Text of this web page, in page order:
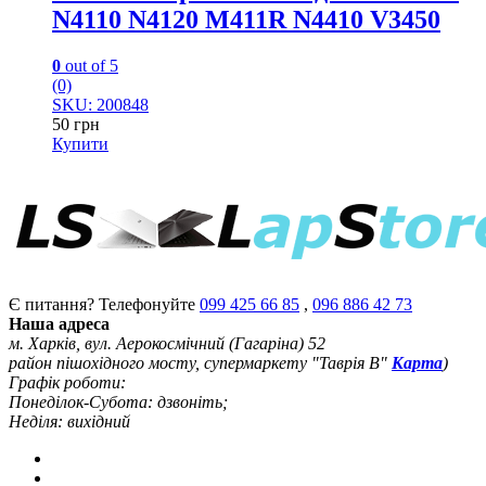
N4110 N4120 M411R N4410 V3450
0 out of 5
(0)
SKU: 200848
50 грн
Купити
Є питання? Телефонуйте 099 425 66 85 , 096 886 42 73
Наша адреса
м. Харків, вул. Аерокосмічний (Гагаріна) 52
район пішохідного мосту, супермаркету "Таврія В" Карта)
Графік роботи:
Понеділок-Субота: дзвоніть;
Неділя: вихідний